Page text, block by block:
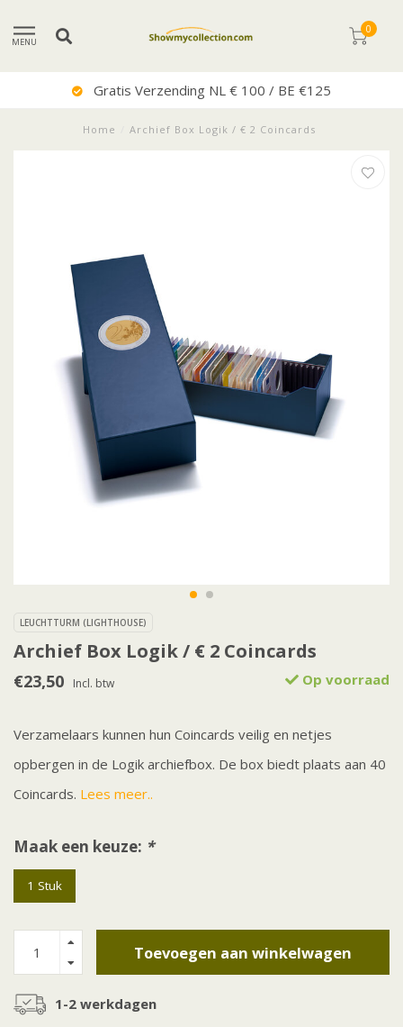
MENU
0
Uitstekende Service
Home Archief Box Logik / € 2 Coincards
LEUCHTTURM (LIGHTHOUSE)
Archief Box Logik / € 2 Coincards
€23,50 Incl. btw Op voorraad
Verzamelaars kunnen hun Coincards veilig en netjes
opbergen in de Logik archiefbox. De box biedt plaats aan 40
Coincards. Lees meer..
Maak een keuze: *
1 Stuk
Toevoegen aan winkelwagen
1-2 werkdagen